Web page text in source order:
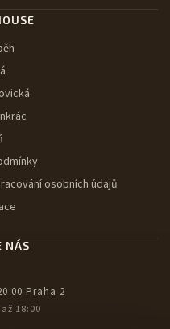
osobních údajů
NÁS
00 Praha 2
18:00